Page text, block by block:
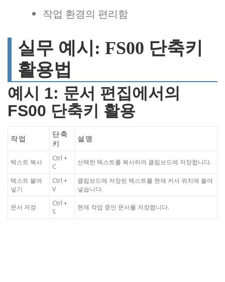
작업 환경의 편리함
실무 예시: FS00 단축키
활용법
예시 1: 문서 편집에서의
FS00 단축키 활용
작업
단축
키
설명
텍스트 복사
Ctrl +
C
선택한 텍스트를 복사하여 클립보드에 저장합니다.
텍스트 붙여
넣기
Ctrl +
V
클립보드에 저장된 텍스트를 현재 커서 위치에 붙여
넣습니다.
문서 저장
Ctrl +
S
현재 작업 중인 문서를 저장합니다.